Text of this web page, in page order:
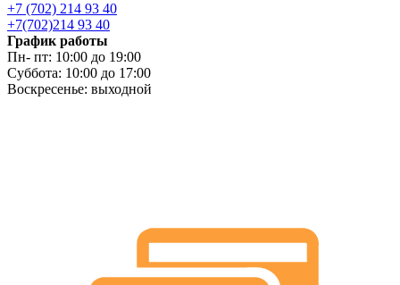
+7 (702) 214 93 40
+7(702)214 93 40
График работы
Пн- пт: 10:00 до 19:00
Суббота: 10:00 до 17:00
Воскресенье: выходной